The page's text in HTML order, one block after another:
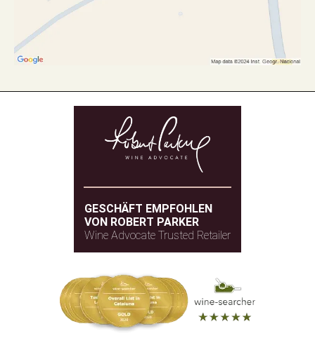
GESCHÄFT EMPFOHLEN
VON ROBERT PARKER
Wine Advocate Trusted Retailer